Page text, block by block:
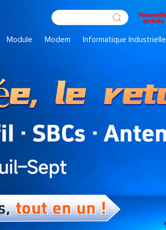
Module Modem Informatique Industrielle